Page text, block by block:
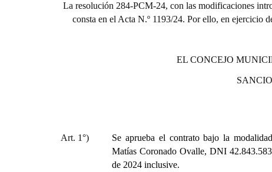
La resolución 284-PCM-24, con las modificaciones
consta en el Acta N.º 1193/24. Por ello, en ejercicio
EL CONCEJO
Art. 1°)
Se aprueba el contrato bajo la
Matías Coronado Ovalle, DNI
de 2024 inclusive.